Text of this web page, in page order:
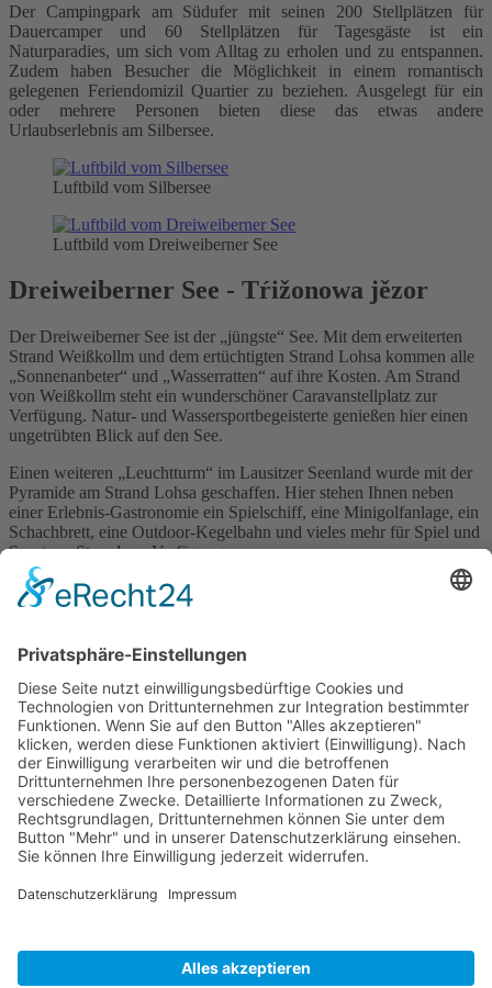
Der Campingpark am Südufer mit seinen 200 Stellplätzen für
Dauercamper und 60 Stellplätzen für Tagesgäste ist ein
Naturparadies, um sich vom Alltag zu erholen und zu entspannen.
Zudem haben Besucher die Möglichkeit in einem romantisch
gelegenen Feriendomizil Quartier zu beziehen. Ausgelegt für ein
oder mehrere Personen bieten diese das etwas andere
Urlaubserlebnis am Silbersee.
Luftbild vom Silbersee
Luftbild vom Dreiweiberner See
Dreiweiberner See - Tŕižonowa jězor
Der Dreiweiberner See ist der „jüngste“ See. Mit dem erweiterten
Strand Weißkollm und dem ertüchtigten Strand Lohsa kommen alle
„Sonnenanbeter“ und „Wasserratten“ auf ihre Kosten. Am Strand
von Weißkollm steht ein wunderschöner Caravanstellplatz zur
Verfügung. Natur- und Wassersportbegeisterte genießen hier einen
ungetrübten Blick auf den See.
Einen weiteren „Leuchtturm“ im Lausitzer Seenland wurde mit der
Pyramide am Strand Lohsa geschaffen. Hier stehen Ihnen neben
einer Erlebnis-Gastronomie ein Spielschiff, eine Minigolfanlage, ein
Schachbrett, eine Outdoor-Kegelbahn und vieles mehr für Spiel und
Sport am Strand zur Verfügung.
Wer sich darüber hinaus „aktiv“ betätigen möchte, kann sich auf
dem 8 km asphaltierten Rundweg begeben. Die Route ist ideal für
lernen.
Gemeinde Lohsa
Am Rathaus 1
02999 Lohsa
Tel. 035724 / 56 93-0
Fax 035724 / 56 93 - 29
Sprechzeiten